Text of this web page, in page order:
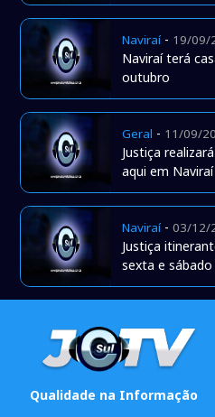
Naviraí- 19/09/
Naviraí terá
outubro
Geral - 11/09/
Justiça
aqui em
Naviraí-03/12/
Justiça
sexta e
Qualidade na Informação